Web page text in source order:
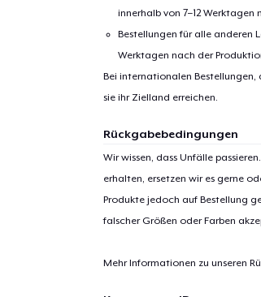
innerhalb von 7–12 Werktagen
Bestellungen für alle anderen
Werktagen nach der
Bei internationalen Bestellungen,
sie ihr Zielland erreichen.
Rückgabebedingungen
Wir wissen, dass Unfälle
erhalten, ersetzen wir es gerne
Produkte jedoch auf Bestellung
falscher Größen oder Farben
Mehr Informationen zu unseren